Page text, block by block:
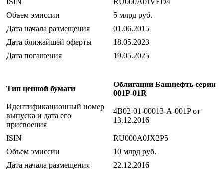
ISIN
RU000A0JVFD4
Объем эмиссии
5 млрд руб.
Дата начала размещения
01.06.2015
Дата ближайшей оферты
18.05.2023
Дата погашения
19.05.2025
Тип ценной бумаги
Облигации Башнефть серии
001P-01R
Идентификационный номер
выпуска и дата его
присвоения
4B02-01-00013-A-001P от
13.12.2016
ISIN
RU000A0JX2P5
Объем эмиссии
10 млрд руб.
Дата начала размещения
22.12.2016